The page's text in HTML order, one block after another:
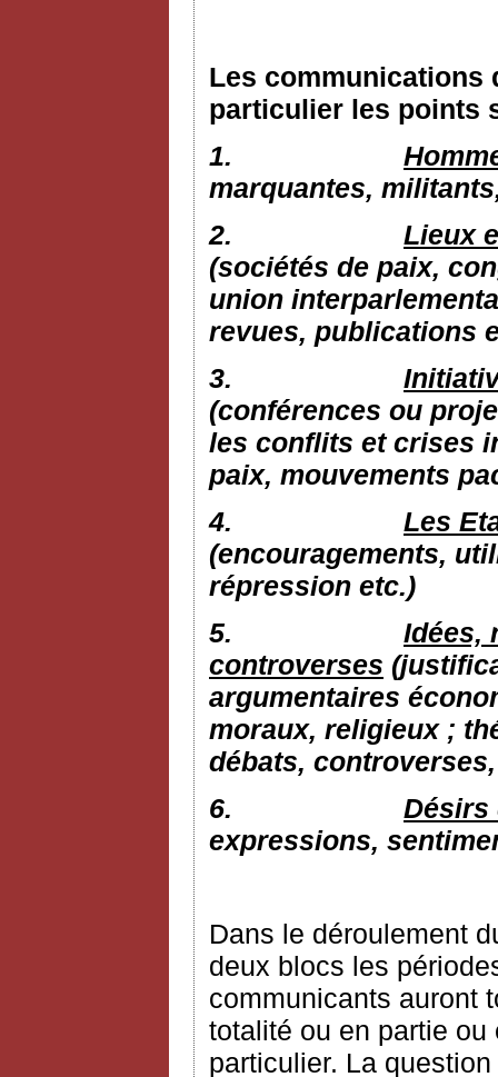
Les communications
particulier les points
1.
marquantes,
2.
Lieux
(sociétés de paix,
union
revues, publications
3.
(conférences ou
les conflits et crises
paix, mouvements
4.
Les
(encouragements,
répression etc.)
5.
Idées,
controverses
argumentaires
moraux, religieux ;
débats,
6.
Désirs
expressions,
Dans le déroulement
deux blocs les
communicants auront
totalité ou en partie
particulier. La